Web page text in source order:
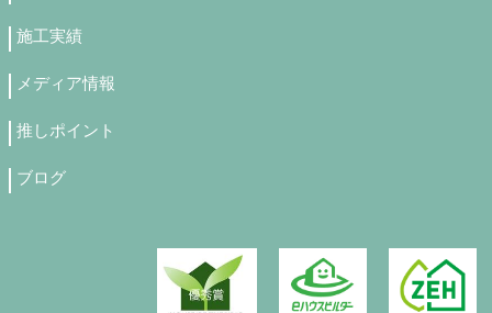
施工実績
メディア情報
推しポイント
ブログ